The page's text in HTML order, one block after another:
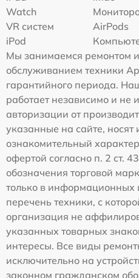
Watch
VR систем
AirPods
iPod
Мы занимаемся ремонтом
обслуживанием техники
гарантийного периода.
работает независимо и не
авторизации от
указанные на сайте, носят
ознакомительный
офертой согласно п. 2 ст.
обозначения торговой
только в информационных
перечень техники, с
организация не
указанных товарных
интересы. Все виды
исключительно на
законном гражданском